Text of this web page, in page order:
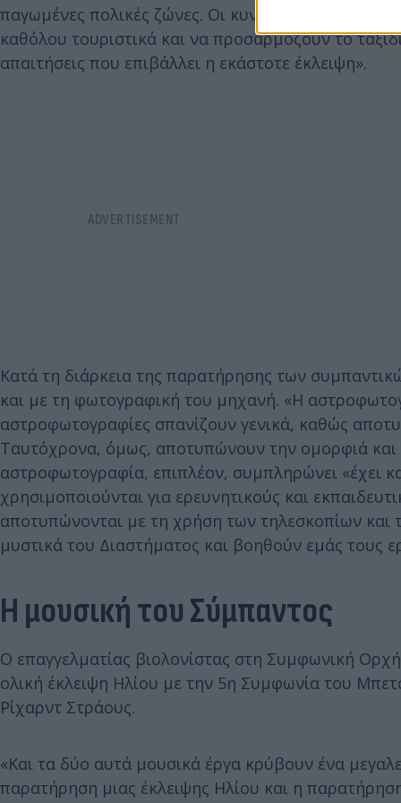
παγωμένες πολικές ζώνες. Οι κυνηγοί εκλείψεων
καθόλου τουριστικά και να προσαρμόζουν το
απαιτήσεις που επιβάλλει η εκάστοτε έκλειψη».
Κατά τη διάρκεια της παρατήρησης των
και με τη φωτογραφική του μηχανή. «Η
αστροφωτογραφίες σπανίζουν γενικά, καθώς
Ταυτόχρονα, όμως, αποτυπώνουν την ομορφιά
αστροφωτογραφία, επιπλέον, συμπληρώνει «έχει
χρησιμοποιούνται για ερευνητικούς και
αποτυπώνονται με τη χρήση των τηλεσκοπίων
μυστικά του Διαστήματος και βοηθούν εμάς τους
Η μουσική του Σύμπαντος
Ο επαγγελματίας βιολονίστας στη Συμφωνική
ολική έκλειψη Ηλίου με την 5η Συμφωνία του
Ρίχαρντ Στράους.
«Και τα δύο αυτά μουσικά έργα κρύβουν ένα
παρατήρηση μιας έκλειψης Ηλίου και η